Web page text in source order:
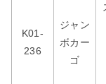
K01-
236
ジャン
ボカー
ゴ